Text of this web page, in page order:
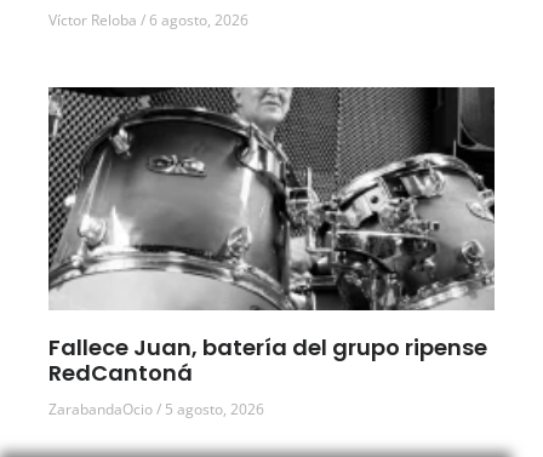
Víctor Reloba 6 agosto, 2026
Fallece Juan, batería del grupo ripense
RedCantoná
ZarabandaOcio 5 agosto, 2026